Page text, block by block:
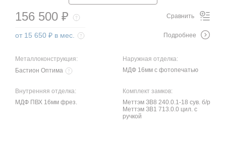
Металлоконструкция:
Бастион Оптима
Наружная отделка:
МДФ 16мм с фотопечатью
Внутренняя отделка:
МДФ ПВХ 16мм фрез.
Комплект замков:
Меттэм ЗВ8 240.0.1-18 сув. б/р
Меттэм ЗВ1 713.0.0 цил. с
ручкой
156 500 ₽
от 15 650 ₽ в мес.
Сравнить
Подробнее